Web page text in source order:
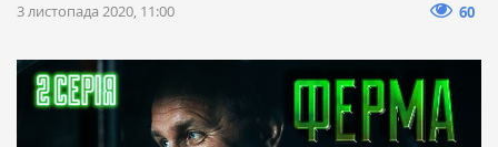
3 листопада 2020, 11:00 60